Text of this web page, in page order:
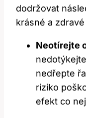
dodržovat
krásné a
Neotírejte
nedřepte
riziko
efekt co